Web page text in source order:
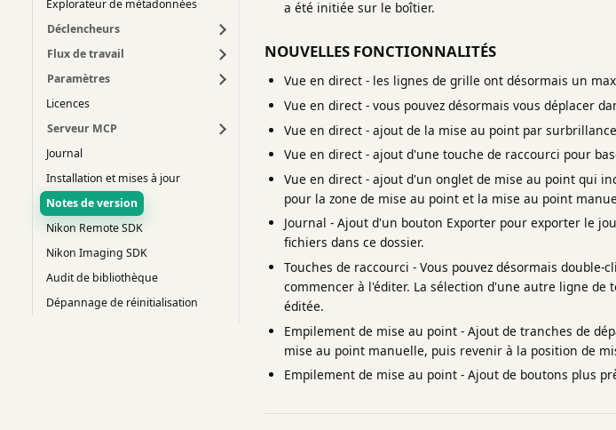
Explorateur de métadonnées
Déclencheurs
Flux de travail
Paramètres
Licences
Serveur MCP
Journal
Installation et mises à jour
Notes de version
Nikon Remote SDK
Nikon Imaging SDK
Audit de bibliothèque
Dépannage de réinitialisation
a été initiée sur le boîtier.
NOUVELLES FONCTIONNALITÉS
Vue en direct - les lignes de grille ont désormais un
Vue en direct - vous pouvez désormais vous déplacer
Vue en direct - ajout de la mise au point par surbrillance
Vue en direct - ajout d'une touche de raccourci pour
Vue en direct - ajout d'un onglet de mise au point qui
pour la zone de mise au point et la mise au point
Journal - Ajout d'un bouton Exporter pour exporter le
fichiers dans ce dossier.
Touches de raccourci - Vous pouvez désormais
commencer à l'éditer. La sélection d'une autre ligne
éditée.
Empilement de mise au point - Ajout de tranches de
mise au point manuelle, puis revenir à la position de
Empilement de mise au point - Ajout de boutons plus